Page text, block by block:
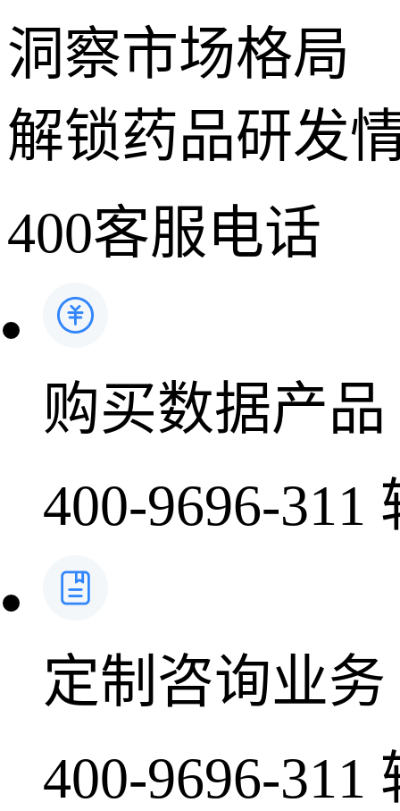
洞察市场格局
解锁药品研发
400客服电话
购买数据产品
400-9696-311
定制咨询业务
400-9696-311